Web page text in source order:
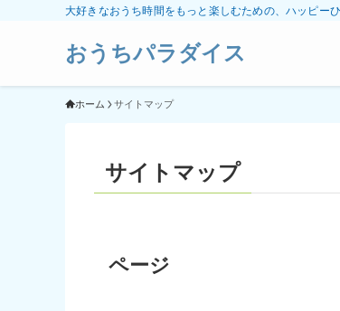
大好きなおうち時間をもっと楽しむための、ハッピー
おうちパラダイス
ホーム サイトマップ
サイトマップ
ページ